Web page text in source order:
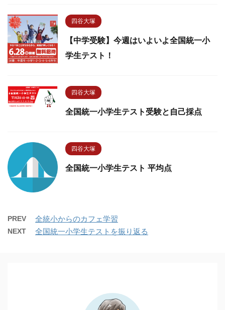
四谷大塚
【中学受験】今週はいよいよ全国統一小
学生テスト！
四谷大塚
全国統一小学生テスト受験と自己採点
四谷大塚
全国統一小学生テスト 平均点
PREV 全統小からのカフェ学習
NEXT 全国統一小学生テストを振り返る